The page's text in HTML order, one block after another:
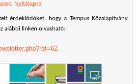
, Nyitólapra
érdeklődőket, hogy a Tempus Közalapítvány
alábbi linken olvasható: